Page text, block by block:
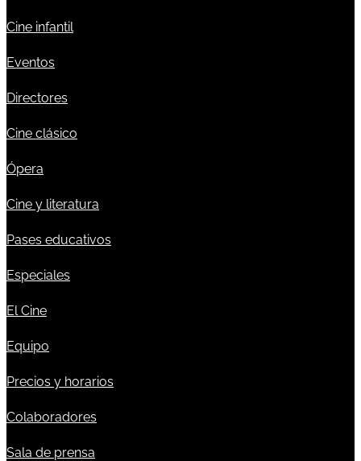
Cine infantil
Eventos
Directores
Cine clásico
Ópera
Cine y literatura
Pases educativos
Especiales
El Cine
Equipo
Precios y horarios
Colaboradores
Sala de prensa